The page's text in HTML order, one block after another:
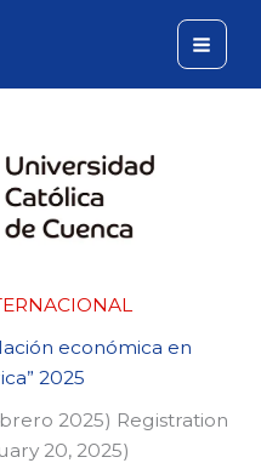
económica en
2025
2025) Registration
20, 2025)